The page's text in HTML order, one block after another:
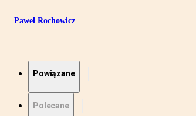
Paweł Rochowicz
Powiązane
Polecane